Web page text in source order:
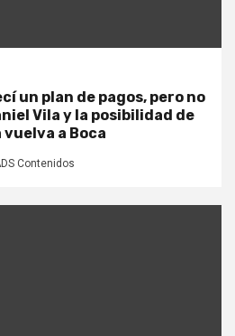
un plan de pagos, pero no
Vila y la posibilidad de
a Boca
Contenidos